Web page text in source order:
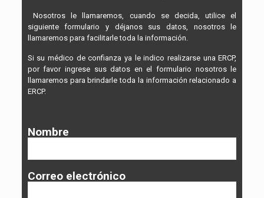
Nosotros le llamaremos, cuando se decida, utilice el
siguiente formulario y déjanos sus datos, nosotros le
llamaremos para facilitarle toda la información.
Si su médico de confianza ya le indico realizarse una ERCP,
por favor ingrese sus datos en el formulario nosotros le
llamaremos para brindarle toda la información relacionado a
ERCP.
Nombre
Correo electrónico